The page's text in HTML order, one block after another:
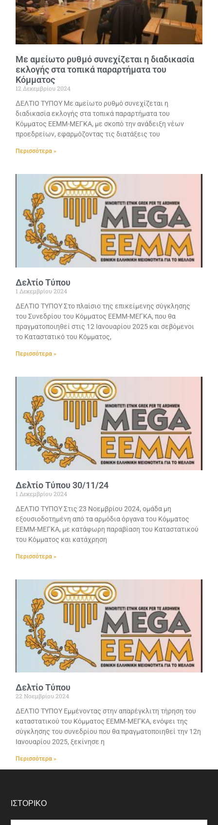
Με αμείωτο ρυθμό συνεχίζεται η διαδικασία
εκλογής στα τοπικά παραρτήματα του
Κόμματος
12 Δεκεμβρίου 2024
ΔΕΛΤΙΟ ΤΥΠΟΥ Με αμείωτο ρυθμό συνεχίζεται η
διαδικασία εκλογής στα τοπικά παραρτήματα του
Κόμματος ΕΕΜΜ-ΜΕΓΚΑ, με σκοπό την ανάδειξη νέων
προεδρείων, εφαρμόζοντας τις διατάξεις του
Περισσότερα »
Δελτίο Τύπου
1 Δεκεμβρίου 2024
ΔΕΛΤΙΟ ΤΥΠΟΥ Στο πλαίσιο της επικείμενης σύγκλησης
του Συνεδρίου του Κόμματος ΕΕΜΜ-ΜΕΓΚΑ, που θα
πραγματοποιηθεί στις 12 Ιανουαρίου 2025 και σεβόμενοι
το Καταστατικό του Κόμματος,
Περισσότερα »
Δελτίο Τύπου 30/11/24
1 Δεκεμβρίου 2024
ΔΕΛΤΙΟ ΤΥΠΟΥ Στις 23 Νοεμβρίου 2024, ομάδα μη
εξουσιοδοτημένη από τα αρμόδια όργανα του Κόμματος
ΕΕΜΜ-ΜΕΓΚΑ, με κατάφωρη παραβίαση του Καταστατικού
του Κόμματος και κατάχρηση
Περισσότερα »
Δελτίο Τύπου
22 Νοεμβρίου 2024
ΔΕΛΤΙΟ ΤΥΠΟΥ Εμμένοντας στην απαρέγκλιτη τήρηση του
καταστατικού του Κόμματος ΕΕΜΜ-ΜΕΓΚΑ, ενόψει της
σύγκλησης του συνεδρίου που θα πραγματοποιηθεί την 12η
Ιανουαρίου 2025, ξεκίνησε η
Περισσότερα »
ΙΣΤΟΡΙΚΌ